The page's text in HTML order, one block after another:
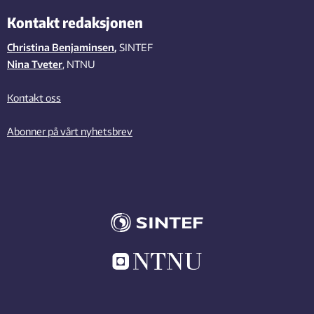
Kontakt redaksjonen
Christina Benjaminsen, SINTEF
Nina Tveter, NTNU
Kontakt oss
Abonner på vårt nyhetsbrev